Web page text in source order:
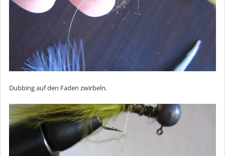
Dubbing auf den Faden zwirbeln.